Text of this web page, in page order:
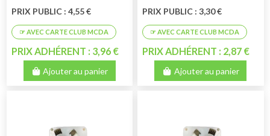
PRIX PUBLIC : 4,55 €
PRIX ADHÉRENT : 3,96 €
Ajouter au panier
PRIX PUBLIC : 3,30 €
PRIX ADHÉRENT : 2,87 €
Ajouter au panier